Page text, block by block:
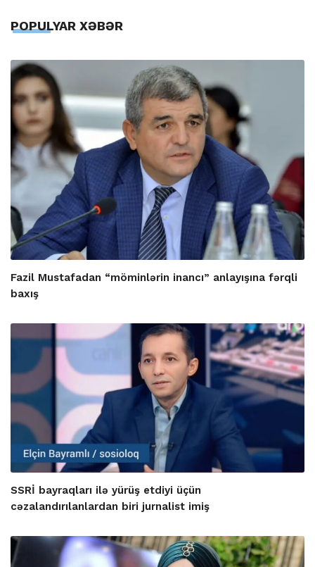
POPULYAR XƏBƏR
Fazil Mustafadan “möminlərin inancı” anlayışına fərqli
baxış
SSRİ bayraqları ilə yürüş etdiyi üçün
cəzalandırılanlardan biri jurnalist imiş